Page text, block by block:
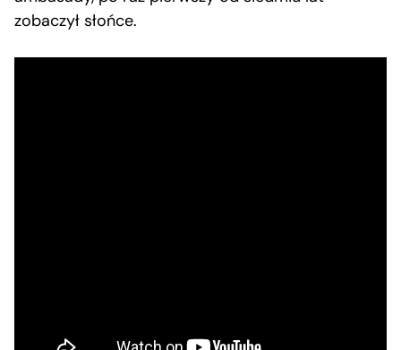
zobaczył słońce.